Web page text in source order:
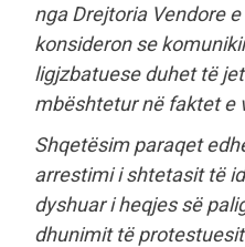
nga Drejtoria Vendore
konsideron se
ligjzbatuese duhet të
mbështetur në faktet e
Shqetësim paraqet
arrestimi i shtetasit të
dyshuar i heqjes së
dhunimit të